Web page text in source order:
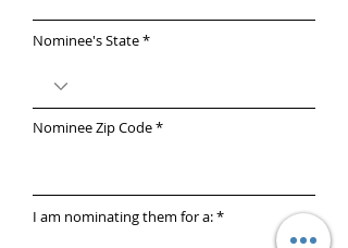
Nominee's State
Nominee Zip Code
I am nominating them for a: